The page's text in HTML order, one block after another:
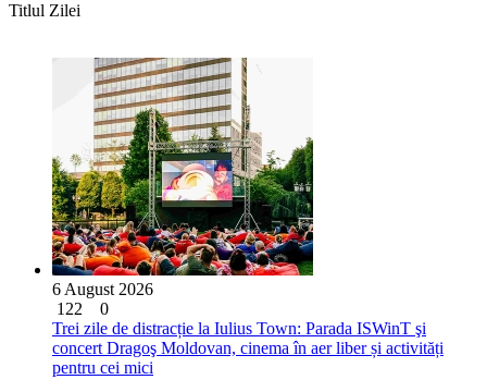
Titlul Zilei
6 August 2026
122
0
Trei zile de distracție la Iulius Town: Parada ISWinT şi
concert Dragoş Moldovan, cinema în aer liber și activități
pentru cei mici